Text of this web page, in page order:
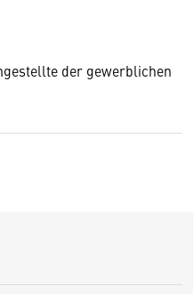
der gewerblichen